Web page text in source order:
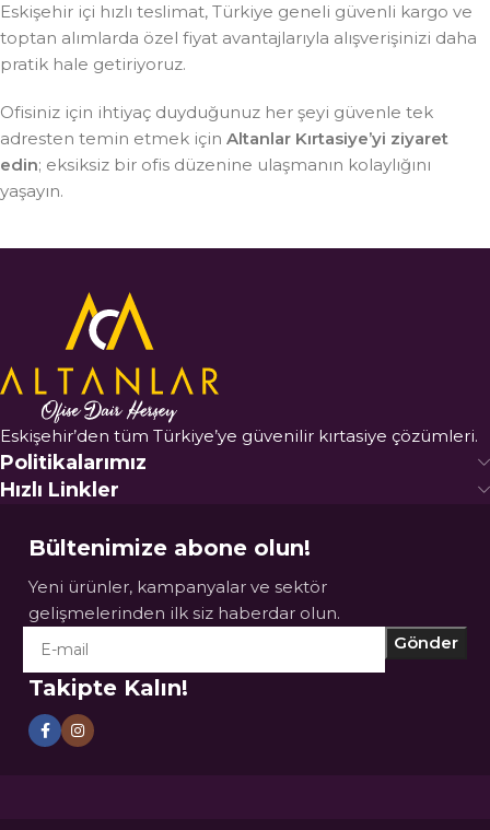
Eskişehir içi hızlı teslimat, Türkiye geneli güvenli kargo ve
toptan alımlarda özel fiyat avantajlarıyla alışverişinizi daha
pratik hale getiriyoruz.
Ofisiniz için ihtiyaç duyduğunuz her şeyi güvenle tek
adresten temin etmek için Altanlar Kırtasiye’yi ziyaret
edin; eksiksiz bir ofis düzenine ulaşmanın kolaylığını
yaşayın.
Eskişehir’den tüm Türkiye’ye güvenilir kırtasiye çözümleri.
Politikalarımız
Hızlı Linkler
Bültenimize abone olun!
Yeni ürünler, kampanyalar ve sektör
gelişmelerinden ilk siz haberdar olun.
Takipte Kalın!